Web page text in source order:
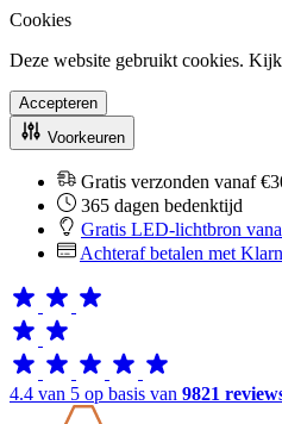
Cookies
Deze website gebruikt cookies.
Accepteren
Voorkeuren
Gratis verzonden vanaf
365 dagen bedenktijd
Gratis LED-lichtbron
Achteraf betalen met
4.4 van 5 op basis van 9821